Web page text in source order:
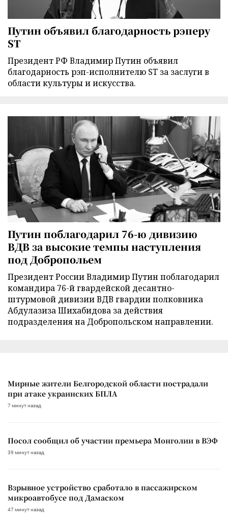
Путин объявил благодарность рэперу
ST
Президент РФ Владимир Путин объявил
благодарность рэп-исполнителю ST за заслуги в
области культуры и искусства.
Путин поблагодарил 76-ю дивизию
ВДВ за высокие темпы наступления
под Добропольем
Президент России Владимир Путин поблагодарил
командира 76-й гвардейской десантно-
штурмовой дивизии ВДВ гвардии полковника
Абдулазиза Шихабидова за действия
подразделения на Добропольском направлении.
Мирные жители Белгородской области пострадали
при атаке украинских БПЛА
7 минут назад
Посол сообщил об участии премьера Монголии в ВЭФ
39 минут назад
Взрывное устройство сработало в пассажирском
микроавтобусе под Дамаском
47 минут назад